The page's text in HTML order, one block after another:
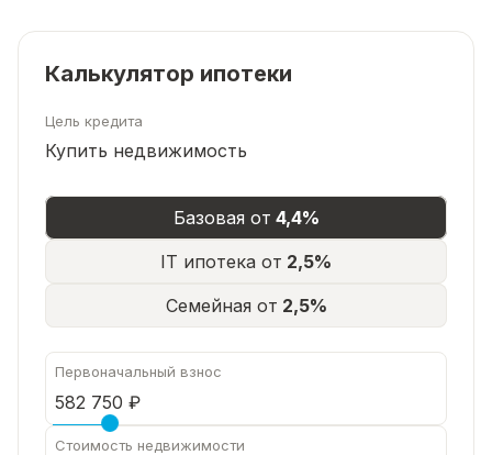
Один взрослый собственник! Чистая продажа!
Звоните!
Калькулятор ипотеки
Цель кредита
Купить недвижимость
Базовая от 4,4%
IT ипотека от 2,5%
Семейная от 2,5%
Первоначальный взнос
Стоимость недвижимости